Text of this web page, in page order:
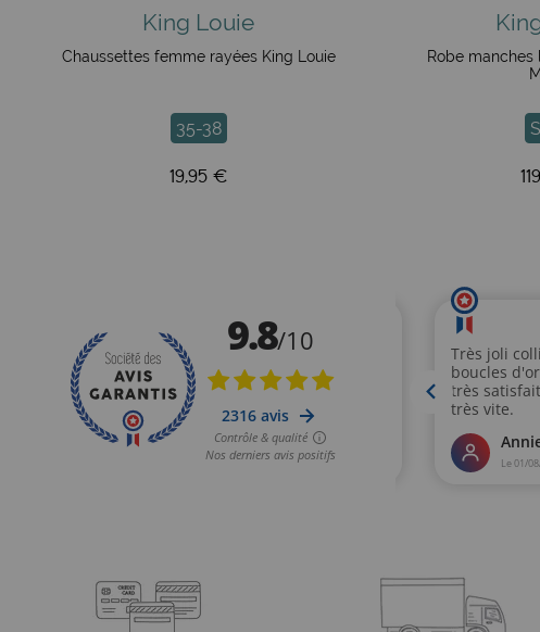
King Louie
Chaussettes femme rayées King Louie
35-38
19,95 €
Robe manches